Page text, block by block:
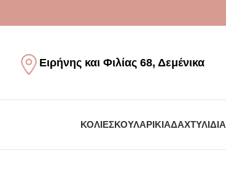
Ειρήνης και Φιλίας 68, Δεμένικα
ΚΟΛΙΈΣΚΟΥΛΑΡΊΚΙΑΔΑΧΤΥΛΊΔΙΑ